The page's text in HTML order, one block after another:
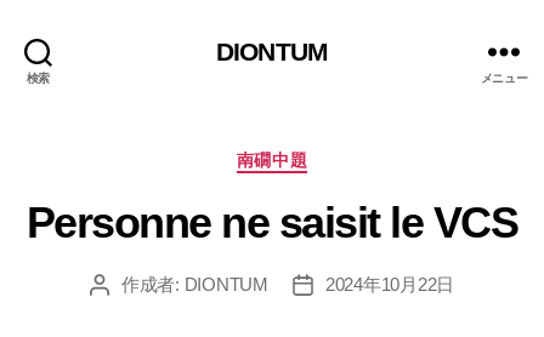
検索
DIONTUM
メニュー
カ
ゴ
リ
南礀中題
Personne ne saisit le VCS
投 作成者: DIONTUM
投
2024年10月22日